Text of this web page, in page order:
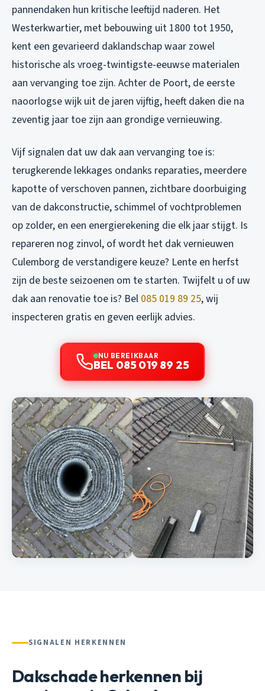
pannendaken hun kritische leeftijd naderen. Het
Westerkwartier, met bebouwing uit 1800 tot 1950,
kent een gevarieerd daklandschap waar zowel
historische als vroeg-twintigste-eeuwse materialen
aan vervanging toe zijn. Achter de Poort, de eerste
naoorlogse wijk uit de jaren vijftig, heeft daken die na
zeventig jaar toe zijn aan grondige vernieuwing.
Vijf signalen dat uw dak aan vervanging toe is:
terugkerende lekkages ondanks reparaties, meerdere
kapotte of verschoven pannen, zichtbare doorbuiging
van de dakconstructie, schimmel of vochtproblemen
op zolder, en een energierekening die elk jaar stijgt. Is
repareren nog zinvol, of wordt het dak vernieuwen
Culemborg de verstandigere keuze? Lente en herfst
zijn de beste seizoenen om te starten. Twijfelt u of uw
dak aan renovatie toe is? Bel 085 019 89 25, wij
inspecteren gratis en geven eerlijk advies.
NU BEREIKBAAR
BEL 085 019 89 25
SIGNALEN HERKENNEN
Dakschade herkennen bij